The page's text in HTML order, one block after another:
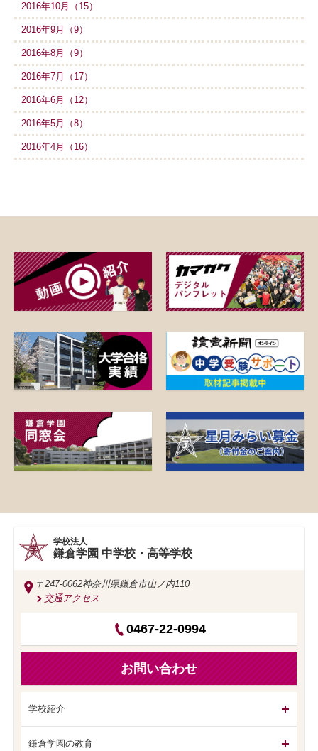
2016年10月（15）
2016年9月（9）
2016年8月（9）
2016年7月（17）
2016年6月（12）
2016年5月（8）
2016年4月（16）
学校法人
鎌倉学園 中学校・高等学校
〒247-0062神奈川県鎌倉市山ノ内110
交通アクセス
0467-22-0994
お問い合わせ
学校紹介
鎌倉学園の教育